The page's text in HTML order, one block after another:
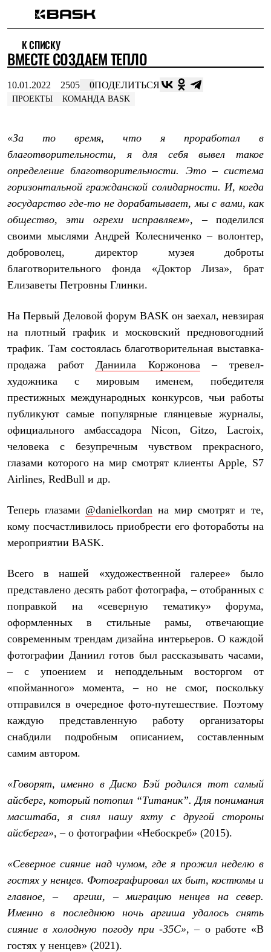
Интернет-магазин
Мужская одежда
Утепленная пухом
Куртки
Брюки
Жилеты
Куртки
Брюки
Штормовая одежда
Куртки
Брюки
Софтшелл одежда
Куртки
Брюки
Куртки
Брюки
Жилеты
Термобелье
Теплое термобелье
Легкое термобелье
Лёгкая одежда
Футболки
Рубашки
Толстовки
Брюки
Шорты
Женская одежда
Утепленная пухом
Куртки
Брюки
Жилеты
Утепленная синтетикой
Куртки
Штормовая одежда
Софтшелл одежда
Куртки
Брюки
Лёгкая одежда
Рубашки
Толстовки
Термобелье
Теплое термобелье
Среднее термобелье
Легкое термобелье
Флисовая одежда
Куртки
Детская одежда
Утепленная пухом
Комбинезоны
Куртки
Брюки
Утепленная синтетикой
Куртки
Лёгкая одежда
Футболки
Толстовки
Брюки
Софтшелл одежда
Куртки
Куртки
Жилеты
Комбинезоны
Термобелье
Комплект термобелья
Снаряжение
Палатки и тенты
К СПИСКУ
ВМЕСТЕ СОЗДАЕМ ТЕПЛО
10.01.2022 2505 0ПОДЕЛИТЬСЯ
ПРОЕКТЫ КОМАНДА BASK
«За то время, что я проработал в
благотворительности, я для себя вывел такое
определение благотворительности. Это – система
горизонтальной гражданской солидарности. И, когда
государство где-то не дорабатывает, мы с вами, как
общество, эти огрехи исправляем», – поделился
своими мыслями Андрей Колесниченко – волонтер,
доброволец, директор музея доброты
благотворительного фонда «Доктор Лиза», брат
Елизаветы Петровны Глинки.
На Первый Деловой форум BASK он заехал, невзирая
на плотный график и московский предновогодний
трафик. Там состоялась благотворительная выставка-
продажа работДаниила Коржонова– тревел-
художника с мировым именем, победителя
престижных международных конкурсов, чьи работы
публикуют самые популярные глянцевые журналы,
официального амбассадора Nicon, Gitzo, Lacroix,
человека с безупречным чувством прекрасного,
глазами которого на мир смотрят клиенты Apple, S7
Airlines, RedBull и др.
Теперь глазами @danielkordan на мир смотрят и те,
кому посчастливилось приобрести его фотоработы на
мероприятии BASK.
Всего в нашей «художественной галерее» было
представлено десять работ фотографа, – отобранных с
поправкой на «северную тематику» форума,
оформленных в стильные рамы, отвечающие
современным трендам дизайна интерьеров. О каждой
фотографии Даниил готов был рассказывать часами,
– с упоением и неподдельным восторгом от
«пойманного» момента, – но не смог, поскольку
отправился в очередное фото-путешествие. Поэтому
каждую представленную работу организаторы
снабдили подробным описанием, составленным
самим автором.
«Говорят, именно в Диско Бэй родился тот самый
айсберг, который потопил “Титаник”. Для понимания
масштаба, я снял нашу яхту с другой стороны
айсберга», – о фотографии «Небоскреб» (2015).
«Северное сияние над чумом, где я прожил неделю в
гостях у ненцев. Фотографировал их быт, костюмы и
главное, – аргиш, – миграцию ненцев на север.
Именно в последнюю ночь аргиша удалось снять
сияние в холодную погоду при -35С», – о работе «В
гостях у ненцев» (2021).